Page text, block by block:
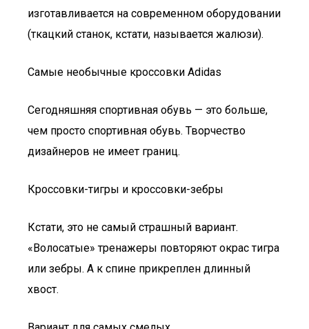
изготавливается на современном оборудовании
(ткацкий станок, кстати, называется жалюзи).
Самые необычные кроссовки Adidas
Сегодняшняя спортивная обувь — это больше,
чем просто спортивная обувь. Творчество
дизайнеров не имеет границ.
Кроссовки-тигры и кроссовки-зебры
Кстати, это не самый страшный вариант.
«Волосатые» тренажеры повторяют окрас тигра
или зебры. А к спине прикреплен длинный
хвост.